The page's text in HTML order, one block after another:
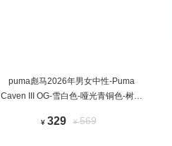
puma彪马2026年男女中性-Puma
Caven III OG-雪白色-哑光青铜色-树胶
¥ 329 ¥569